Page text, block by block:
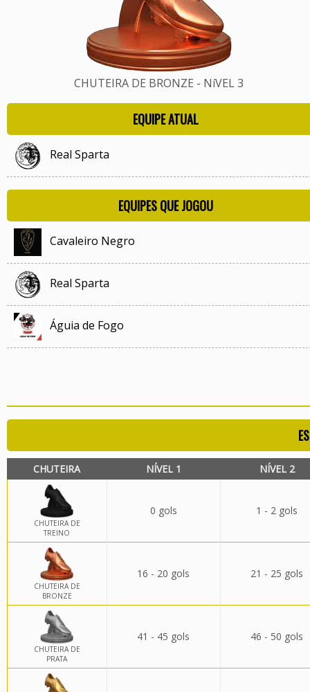
CHUTEIRA DE BRONZE - NíVEL 3
EQUIPE ATUAL
Real Sparta
EQUIPES QUE JOGOU
Cavaleiro Negro
Real Sparta
Águia de Fogo
CHUTEIRA NÍVEL 1 NÍVEL 2
CHUTEIRA DE
TREINO
0 gols 1 - 2 gols
CHUTEIRA DE
BRONZE
16 - 20 gols 21 - 25 gols
CHUTEIRA DE
PRATA
41 - 45 gols 46 - 50 gols